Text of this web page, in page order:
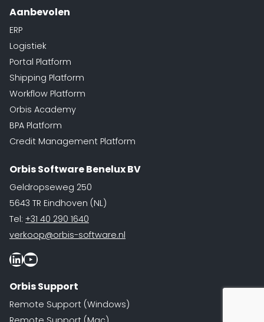
Aanbevolen
ERP
Logistiek
Portal Platform
Shipping Platform
Workflow Platform
Orbis Academy
BPA Platform
Credit Management Platform
Orbis Software Benelux BV
Geldropseweg 250
5643 TR Eindhoven (NL)
Tel: +31 40 290 1640
verkoop@orbis-software.nl
LinkedIn
Youtube
Orbis Support
Remote Support (Windows)